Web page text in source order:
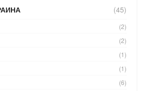
(45)
(2)
(2)
(1)
(1)
(6)